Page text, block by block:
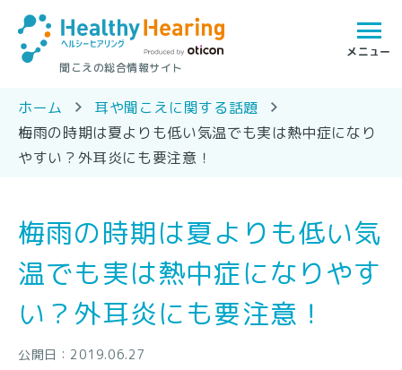
聞こえの総合情報サイト
ホーム
耳や聞こえに関する話題
梅雨の時期は夏よりも低い気温でも実は熱中症になり
やすい？外耳炎にも要注意！
梅雨の時期は夏よりも低い気
温でも実は熱中症になりやす
い？外耳炎にも要注意！
公開日：2019.06.27